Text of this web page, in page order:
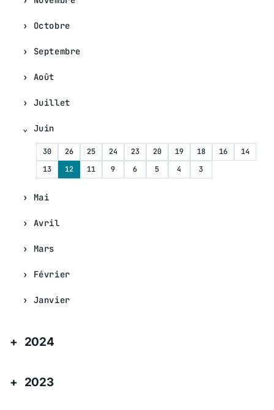
Octobre
Septembre
Août
Juillet
Juin
30 26 25 24 23 20 19 18 16
14
13
12 11 9 6 5 4 3
Mai
Avril
Mars
Février
Janvier
2024
2023